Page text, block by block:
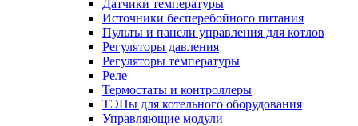
Датчики температуры
Источники бесперебойного питания
Пульты и панели управления для котлов
Регуляторы давления
Регуляторы температуры
Реле
Термостаты и контроллеры
ТЭНы для котельного оборудования
Управляющие модули